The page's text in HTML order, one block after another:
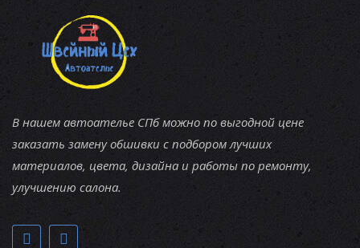
В нашем автоателье СПб можно по выгодной цене
заказать замену обшивки с подбором лучших
материалов, цвета, дизайна и работы по ремонту,
улучшению салона.